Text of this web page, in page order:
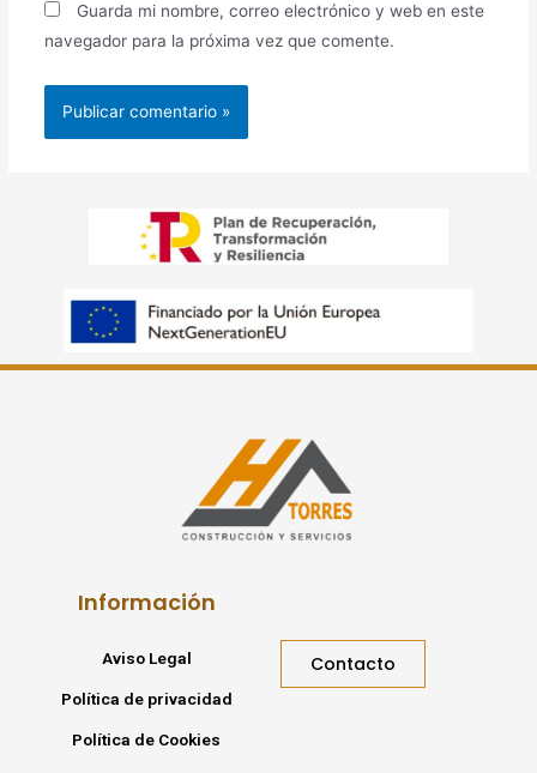
Guarda mi nombre, correo electrónico y web en este
navegador para la próxima vez que comente.
Información
Aviso Legal
Política de privacidad
Política de Cookies
Contacto